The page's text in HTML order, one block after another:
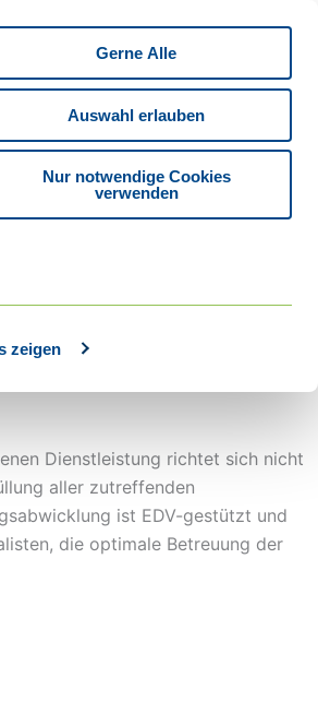
zeigen
Gerne Alle
Auswahl erlauben
Nur notwendige Cookies
verwenden
Dienstleistung richtet sich nicht
aller zutreffenden
ist EDV-gestützt und
die optimale Betreuung der